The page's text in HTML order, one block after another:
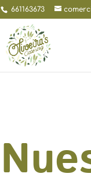
661163673